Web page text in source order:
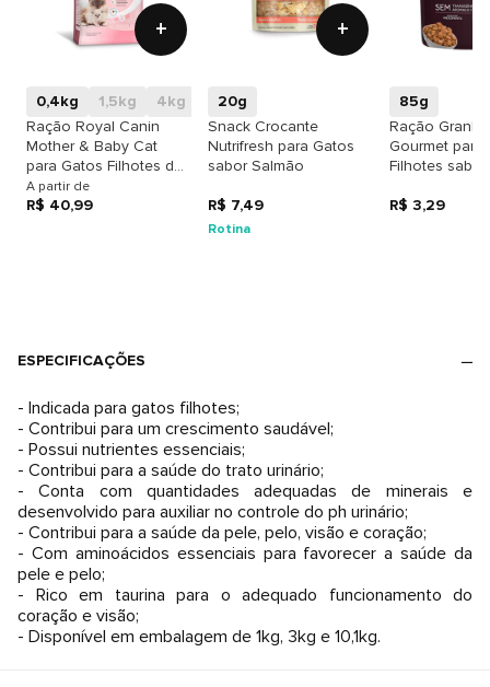
+
0,4kg 1,5kg
4kg
Ração Royal Canin
Mother & Baby Cat
para Gatos Filhotes de
1 a 4 meses de idade,
Gatas Gestantes e em
A partir de
R$ 40,99
+
20g
Snack Crocante
Nutrifresh para Gatos
sabor Salmão
R$ 7,49
Rotina
85g
Ração
Gourmet para
Filhotes
R$ 3,29
ESPECIFICAÇÕES
- Indicada para gatos filhotes;
- Contribui para um crescimento saudável;
- Possui nutrientes essenciais;
- Contribui para a saúde do trato urinário;
- Conta com quantidades adequadas de minerais e
desenvolvido para auxiliar no controle do ph urinário;
- Contribui para a saúde da pele, pelo, visão e coração;
- Com aminoácidos essenciais para favorecer a saúde da
pele e pelo;
- Rico em taurina para o adequado funcionamento do
coração e visão;
- Disponível em embalagem de 1kg, 3kg e 10,1kg.